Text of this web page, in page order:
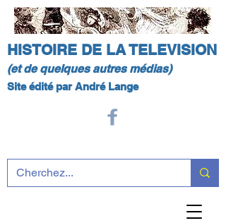
HISTOIRE DE LA TELEVISION
(et de quelques autres médias)
Site édité par André Lange